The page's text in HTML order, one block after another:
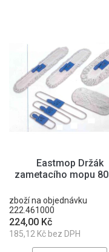
Eastmop Držák
zametacího mopu
zboží na objednávku
222.461000
224,00 Kč
185,12 Kč bez DPH